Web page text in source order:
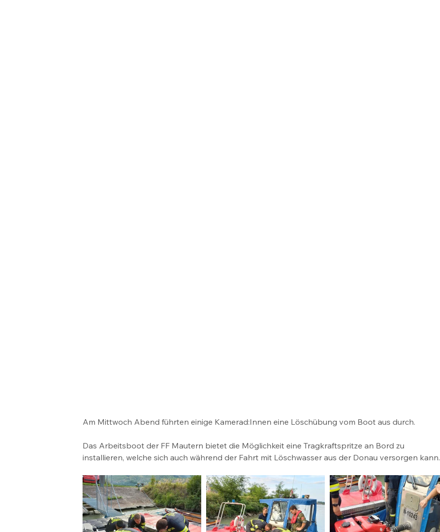
Am Mittwoch Abend führten einige Kamerad:Innen eine Löschübung vom Boot aus durch.
Das Arbeitsboot der FF Mautern bietet die Möglichkeit eine Tragkraftspritze an Bord zu
installieren, welche sich auch während der Fahrt mit Löschwasser aus der Donau versorgen kann.